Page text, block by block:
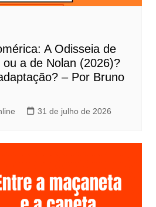
A Odisseia de
a de Nolan (2026)?
– Por Bruno
31 de julho de 2026